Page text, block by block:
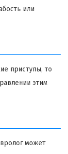
или
приступы, то
этим
может